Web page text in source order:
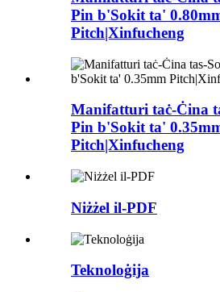
Pin b'Sokit ta'
Pitch|Xinfucheng
Manifatturi taċ-Ċina
Pin b'Sokit ta'
Pitch|Xinfucheng
Niżżel il-PDF
Teknoloġija